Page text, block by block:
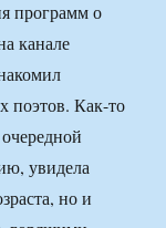
программ о
канале
поэтов. Как-то
увидела
но и